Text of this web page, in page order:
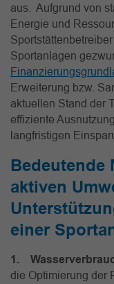
aus. Aufgrund von
Energie und
Sportanlagen
Erweiterung bzw.
aktuellen Stand der
effiziente
langfristigen
Bedeutende
aktiven
einer
1.
die Optimierung der